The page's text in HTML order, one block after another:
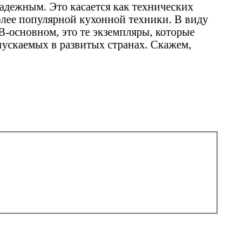
Это касается как технических
популярной кухонной техники. В виду
основном, это те экземпляры, которые
в развитых странах. Скажем,